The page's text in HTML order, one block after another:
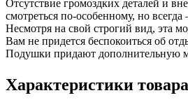
Отсутствие громоздких деталей и
смотреться по-особенному, но
Несмотря на свой строгий вид, эта
Вам не придется беспокоиться об
Подушки придают дополнительную
Характеристики товара